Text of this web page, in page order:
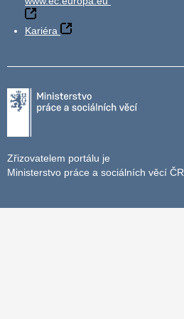
Kariéra
Zřizovatelem portálu je
Ministerstvo práce a sociálních věcí ČR